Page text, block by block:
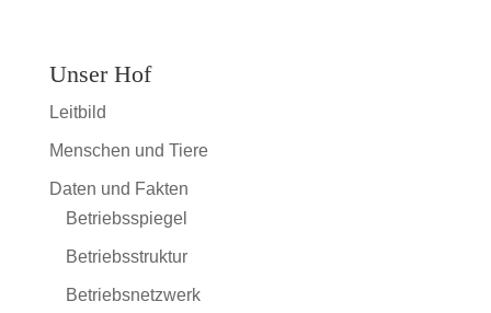
Unser Hof
Leitbild
Menschen und Tiere
Daten und Fakten
Betriebsspiegel
Betriebsstruktur
Betriebsnetzwerk